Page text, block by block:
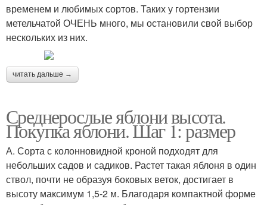
временем и любимых сортов. Таких у гортензии
метельчатой ОЧЕНЬ много, мы остановили свой выбор
нескольких из них.
читать дальше →
Среднерослые яблони высота.
Покупка яблони. Шаг 1: размер
А. Сорта с колонновидной кроной подходят для
небольших садов и садиков. Растет такая яблоня в один
ствол, почти не образуя боковых веток, достигает в
высоту максимум 1,5-2 м. Благодаря компактной форме